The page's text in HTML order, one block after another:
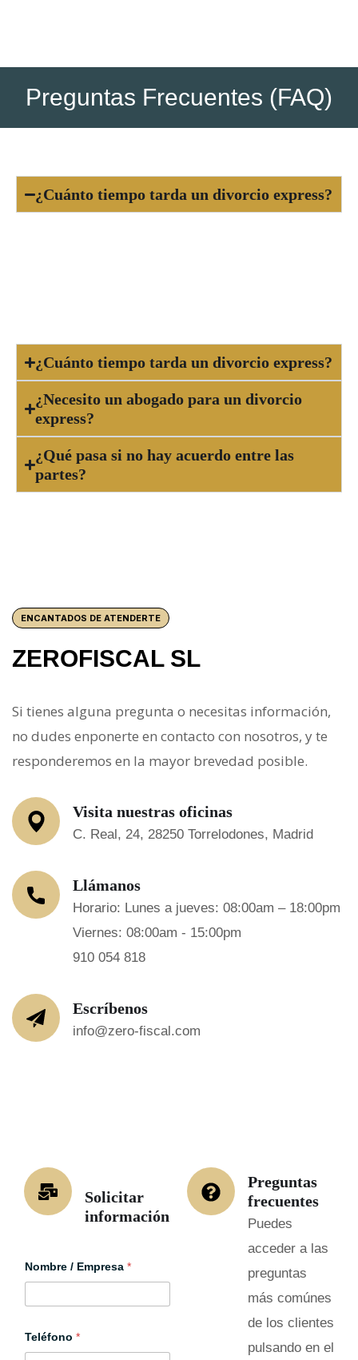
Preguntas Frecuentes (FAQ)
¿Cuánto tiempo tarda un divorcio express?
¿Cuánto tiempo tarda un divorcio express?
¿Necesito un abogado para un divorcio
express?
¿Qué pasa si no hay acuerdo entre las
partes?
ENCANTADOS DE ATENDERTE
ZEROFISCAL SL
Si tienes alguna pregunta o necesitas información,
no dudes enponerte en contacto con nosotros, y te
responderemos en la mayor brevedad posible.
Visita nuestras oficinas
C. Real, 24, 28250 Torrelodones, Madrid
Llámanos
Horario: Lunes a jueves: 08:00am – 18:00pm
Viernes: 08:00am - 15:00pm
910 054 818
Escríbenos
info@zero-fiscal.com
Solicitar
información
Nombre / Empresa *
o
m
Teléfono *
Preguntas
frecuentes
Puedes
acceder a las
preguntas
más comúnes
de los clientes
pulsando en el